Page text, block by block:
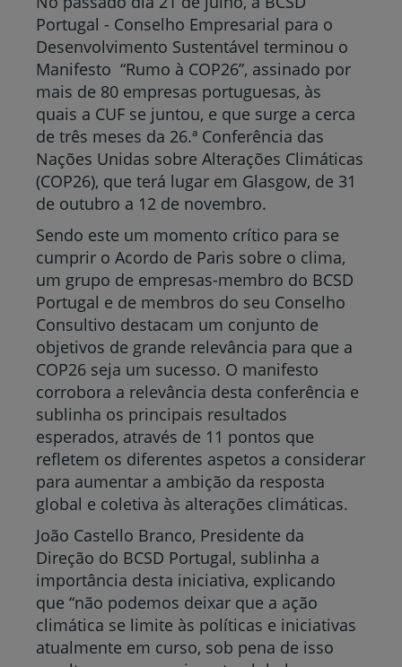
Portugal - Conselho Empresarial para o
Desenvolvimento Sustentável terminou o
Manifesto “Rumo à COP26”, assinado por
mais de 80 empresas portuguesas, às
quais a CUF se juntou, e que surge a cerca
de três meses da 26.ª Conferência das
Nações Unidas sobre Alterações Climáticas
(COP26), que terá lugar em Glasgow, de 31
de outubro a 12 de novembro.
Sendo este um momento crítico para se
cumprir o Acordo de Paris sobre o clima,
um grupo de empresas-membro do BCSD
Portugal e de membros do seu Conselho
Consultivo destacam um conjunto de
objetivos de grande relevância para que a
COP26 seja um sucesso. O manifesto
corrobora a relevância desta conferência e
sublinha os principais resultados
esperados, através de 11 pontos que
refletem os diferentes aspetos a considerar
para aumentar a ambição da resposta
global e coletiva às alterações climáticas.
João Castello Branco, Presidente da
Direção do BCSD Portugal, sublinha a
importância desta iniciativa, explicando
que “não podemos deixar que a ação
climática se limite às políticas e iniciativas
atualmente em curso, sob pena de isso